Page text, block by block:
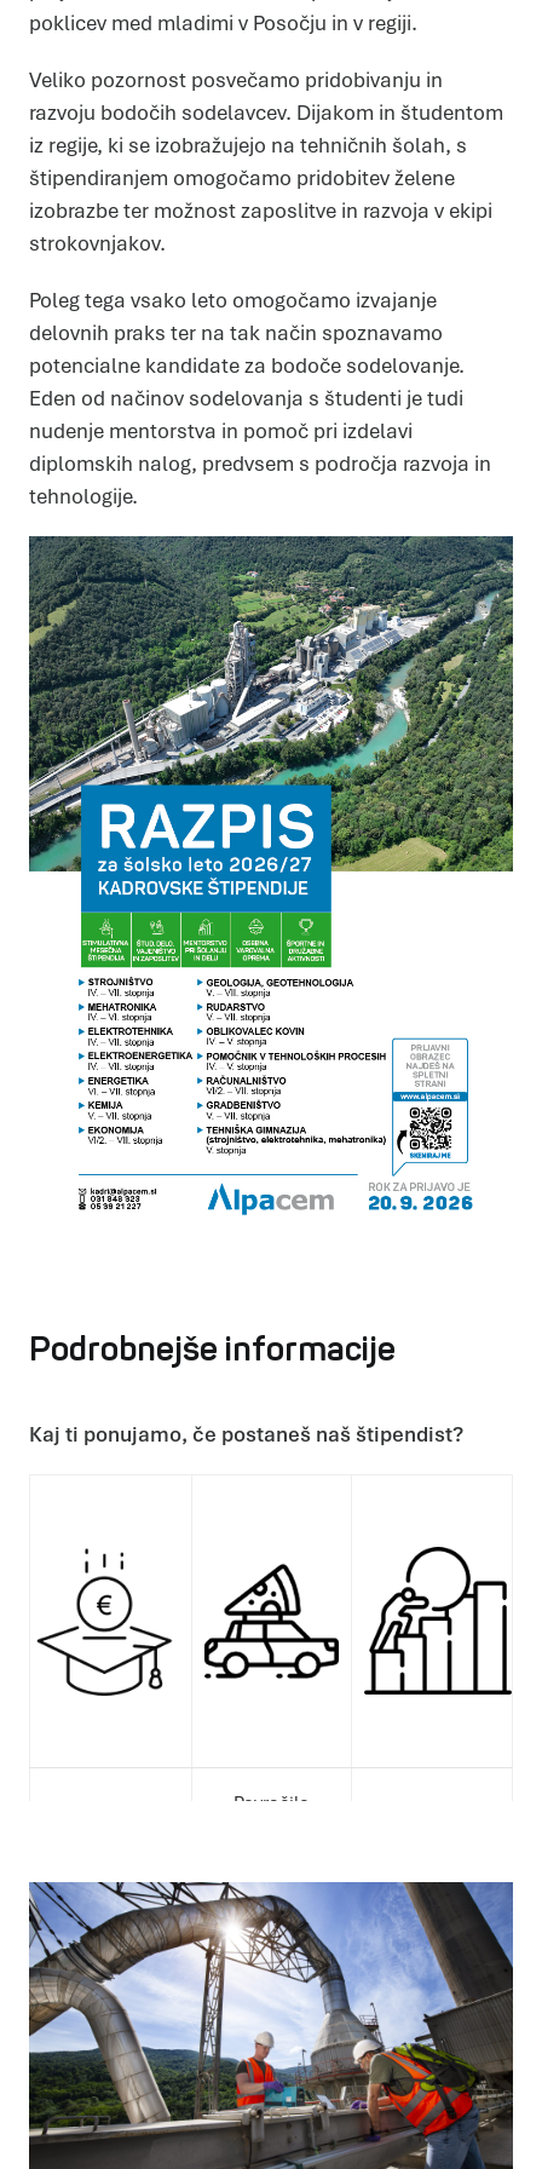
poklicev med mladimi v Posočju in v regiji.
Veliko pozornost posvečamo pridobivanju in
razvoju bodočih sodelavcev. Dijakom in študentom
iz regije, ki se izobražujejo na tehničnih šolah, s
štipendiranjem omogočamo pridobitev želene
izobrazbe ter možnost zaposlitve in razvoja v ekipi
strokovnjakov.
Poleg tega vsako leto omogočamo izvajanje
delovnih praks ter na tak način spoznavamo
potencialne kandidate za bodoče sodelovanje.
Eden od načinov sodelovanja s študenti je tudi
nudenje mentorstva in pomoč pri izdelavi
diplomskih nalog, predvsem s področja razvoja in
tehnologije.
Podrobnejše informacije
Kaj ti ponujamo, če postaneš naš štipendist?
štipendijo
Povračilo
prehrane pri
praksah
dostop do varnih območij spletne strani. Spletna stran
brez teh piškotkov ne deluje pravilno.
Piškotki za statistiko pomagajo lastnikom spletnih strani
razumeti, kako obiskovalci uporabljajo spletno stran
Piškotki za trženje se uporabljajo za sledenje
uporabnikom prek spletnih strani. Namen je prikazovanje
uporabnika in zato več vredni za založnike in oglaševalce
tujih strani.